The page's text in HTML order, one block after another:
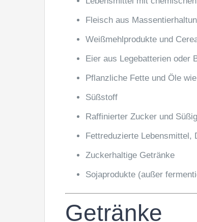
Fleisch aus
Weißmehlprodukte und
Eier aus Legebatterien oder
Pflanzliche Fette und Öle
Süßstoff
Raffinierter Zucker und
Fettreduzierte Lebensmittel,
Zuckerhaltige Getränke
Sojaprodukte (außer
Getränke